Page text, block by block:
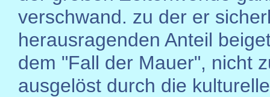
verschwand. zu der er
herausragenden Anteil
dem "Fall der Mauer", nicht
ausgelöst durch die kulturelle